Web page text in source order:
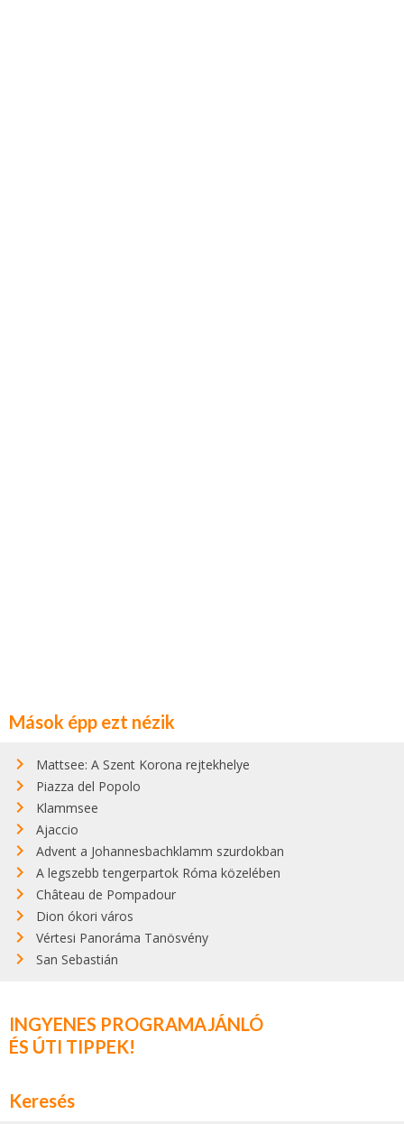
Mások épp ezt nézik
Mattsee: A Szent Korona rejtekhelye
Piazza del Popolo
Klammsee
Ajaccio
Advent a Johannesbachklamm szurdokban
A legszebb tengerpartok Róma közelében
Château de Pompadour
Dion ókori város
Vértesi Panoráma Tanösvény
San Sebastián
INGYENES PROGRAMAJÁNLÓ
ÉS ÚTI TIPPEK!
Keresés